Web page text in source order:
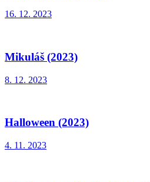
16. 12. 2023
Mikuláš (2023)
8. 12. 2023
Halloween (2023)
4. 11. 2023